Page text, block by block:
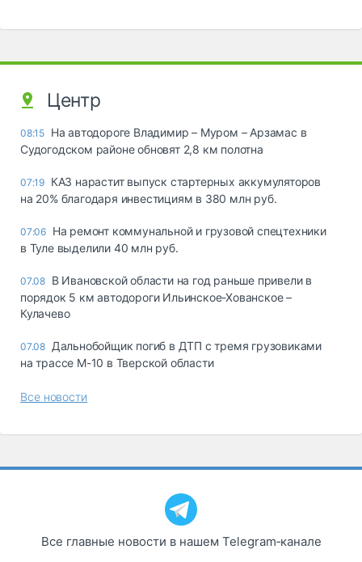
Центр
08:15 На автодороге Владимир – Муром – Арзамас в
Судогодском районе обновят 2,8 км полотна
07:19 КАЗ нарастит выпуск стартерных аккумуляторов
на 20% благодаря инвестициям в 380 млн руб.
07:06 На ремонт коммунальной и грузовой спецтехники
в Туле выделили 40 млн руб.
07.08 В Ивановской области на год раньше привели в
порядок 5 км автодороги Ильинское-Хованское –
Кулачево
07.08 Дальнобойщик погиб в ДТП с тремя грузовиками
на трассе М-10 в Тверской области
Все новости
Все главные новости в нашем Telegram‑канале